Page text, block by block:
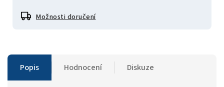
Možnosti doručení
Popis Hodnocení Diskuze